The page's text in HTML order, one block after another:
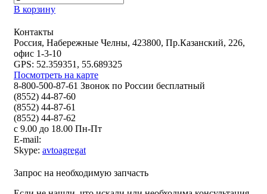
В корзину
Контакты
Россия, Набережные Челны, 423800, Пр.Казанский, 226,
офис 1-3-10
GPS: 52.359351, 55.689325
Посмотреть на карте
8-800-500-87-61 Звонок по России бесплатный
(8552) 44-87-60
(8552) 44-87-61
(8552) 44-87-62
с 9.00 до 18.00 Пн-Пт
E-mail:
Skype: avtoagregat
Запрос на необходимую запчасть